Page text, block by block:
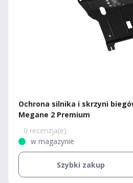
Ochrona silnika i skrzyni
Megane 2 Premium
0 recenzja(e)
w magazynie
Szybki zakup